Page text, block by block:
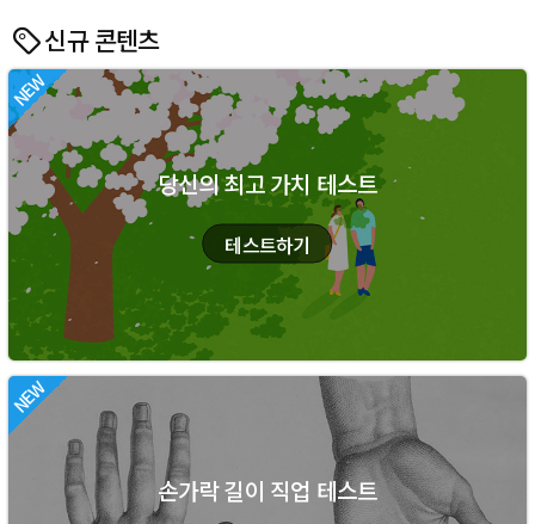
신규 콘텐츠
당신의 최고 가치 테스트
손가락 길이 직업 테스트